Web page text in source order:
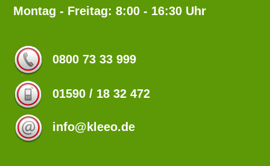
Montag - Freitag: 8:00 - 16:30 Uhr
0800 73 33 999
01590 / 18 32 472
info@kleeo.de